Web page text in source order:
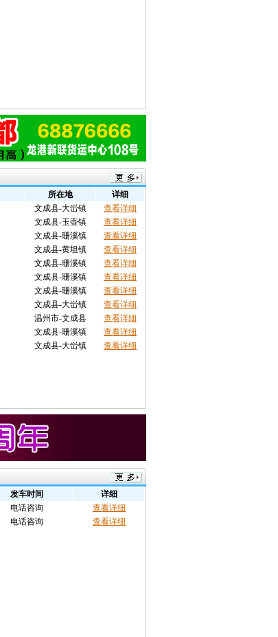
所在地
详细
文成县-大峃镇
查看详细
文成县-玉壶镇
查看详细
文成县-珊溪镇
查看详细
文成县-黄坦镇
查看详细
文成县-珊溪镇
查看详细
文成县-珊溪镇
查看详细
文成县-珊溪镇
查看详细
文成县-大峃镇
查看详细
温州市-文成县
查看详细
文成县-珊溪镇
查看详细
文成县-大峃镇 查看详细
发车时间
详细
电话咨询
查看详细
电话咨询 查看详细